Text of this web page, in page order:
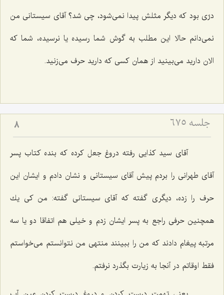
درّی بود كه دیگر مثلش پیدا نمی‌شود، چی شد؟ آقای سیستانی من
نمی‌دانم حالا این مطلب به گوش شما رسیده یا نرسیده، شما كه
الان دارید می‌بینید از همان كسی كه دارید حرف می‌زنید.
جلسه ۶۷۵ 8
آقای سید كذایی رفته دروغ جعل كرده كه بنده كتاب پسر
آقای طهرانی را بردم پیش آقای سیستانی و نشان دادم و ایشان این
حرف را زده، دیگری گفته كه آقای سیستانی گفته: من كی یك
همچنین حرفی راجع به پسر ایشان زدم و خیلی هم اتفاقا دو یا سه
مرتبه پیغام دادند كه من را ببینند منتهی من نتوانستم می‌خواستم
فقط اوقاتم در آنجا به زیارت بگذرد نرفتم.